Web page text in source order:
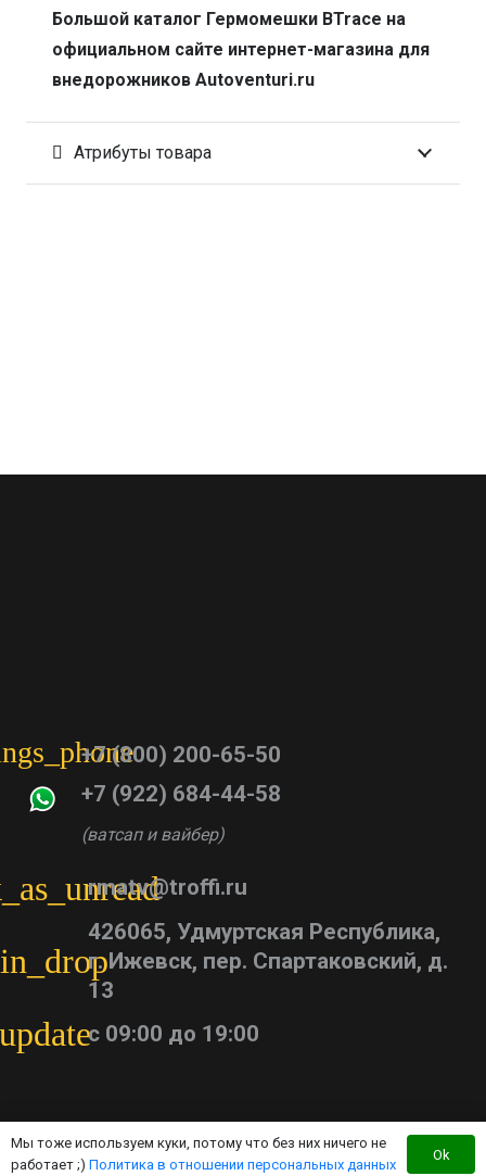
Большой каталог Гермомешки BTrace на
официальном сайте интернет-магазина для
внедорожников Autoventuri.ru
Атрибуты товара
+7 (800) 200-65-50
+7 (922) 684-44-58
(ватсап и вайбер)
rmatv@troffi.ru
426065, Удмуртская Республика,
г. Ижевск, пер. Спартаковский, д.
13
updateс 09:00 до 19:00
Каталог тюнинга
Мы тоже используем куки, потому что без них ничего не
работает ;) Политика в отношении персональных данных
Ok